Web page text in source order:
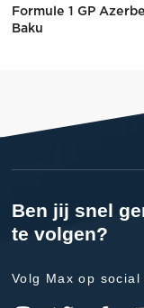
Formule 1 GP
Baku
Ben jij snel
te volgen?
Volg Max op